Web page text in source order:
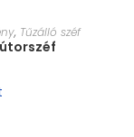
, Tűzálló széf